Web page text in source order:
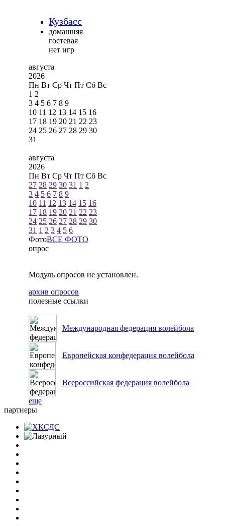
Кузбасс
домашняя
гостевая
нет игр
августа
2026
Пн Вт Ср Чт Пт Сб Вс
1 2
3 4 5 6 7 8 9
10 11 12 13 14 15 16
17 18 19 20 21 22 23
24 25 26 27 28 29 30
31
августа
2026
Пн Вт Ср Чт Пт Сб Вс
27 28 29 30 31 1 2
3 4 5 6 7 8 9
10 11 12 13 14 15 16
17 18 19 20 21 22 23
24 25 26 27 28 29 30
31 1 2 3 4 5 6
ФотоВСЕ ФОТО
опрос
Модуль опросов не установлен.
архив опросов
полезные ссылки
Международная федерация волейбола
Европейская конфедерация волейбола
Всероссийская федерация волейбола
еще
партнеры